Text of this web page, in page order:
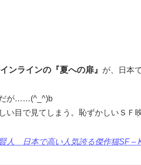
ンラインの『夏への扉』 が、日本
が……(^_^)b
い目で見てしまう。恥ずかしいＳＦ
人 日本で高い人気誇る傑作猫SF –